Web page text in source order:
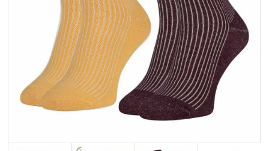
Merynos trekking
Merynos bezuciskowe
Kaszmir
Kaszmir stopki